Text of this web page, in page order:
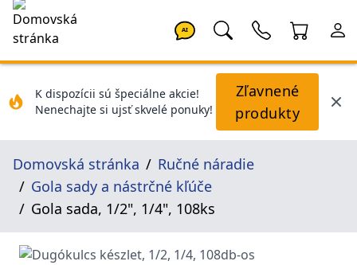
AI
K dispozícii sú špeciálne akcie!
Nenechajte si ujsť skvelé ponuky!
Zľavnené
produkty
Domovská stránka
Ručné náradie
Gola sady a nástrčné kľúče
Gola sada, 1/2", 1/4", 108ks